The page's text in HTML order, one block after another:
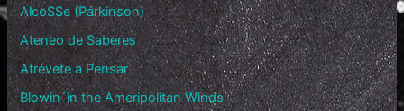
AlcoSSe (Párkinson)
Ateneo de Saberes
Atrévete a Pensar
Blowin´in the Ameripolitan Winds